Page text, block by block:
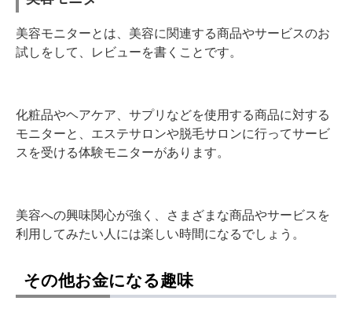
美容モニターとは、美容に関連する商品やサービスのお
試しをして、レビューを書くことです。
化粧品やヘアケア、サプリなどを使用する商品に対する
モニターと、エステサロンや脱毛サロンに行ってサービ
スを受ける体験モニターがあります。
美容への興味関心が強く、さまざまな商品やサービスを
利用してみたい人には楽しい時間になるでしょう。
その他お金になる趣味